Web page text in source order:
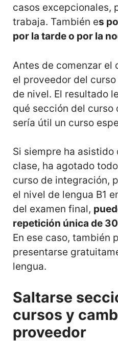
casos excepcionales,
trabaja. También es
por la tarde o por la
Antes de comenzar el
el proveedor del
de nivel. El resultado
qué sección del curso
sería útil un curso
Si siempre ha
clase, ha agotado
curso de integración,
el nivel de lengua B1
del examen final,
repetición única de
En ese caso, también
presentarse
lengua.
Saltarse
cursos y
proveedor